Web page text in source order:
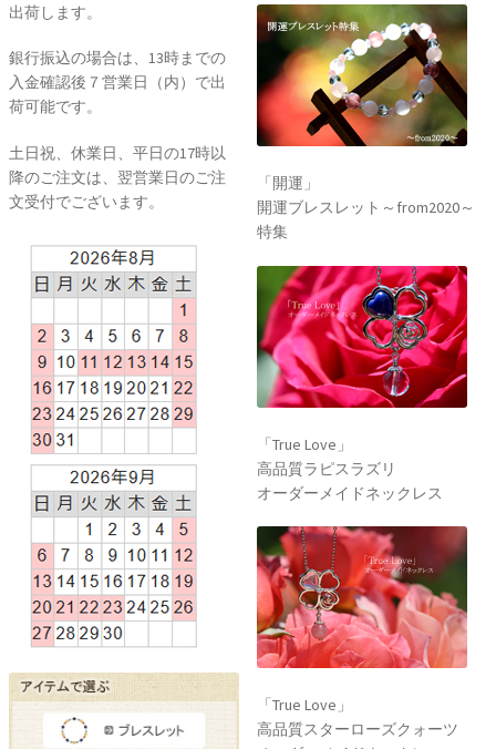
出荷します。
銀行振込の場合は、13時までの
入金確認後７営業日（内）で出
荷可能です。
土日祝、休業日、平日の17時以
降のご注文は、翌営業日のご注
文受付でございます。
「開運」
開運ブレスレット～from2020～
特集
「True Love」
高品質ラピスラズリ
オーダーメイドネックレス
「True Love」
高品質スターローズクォーツ